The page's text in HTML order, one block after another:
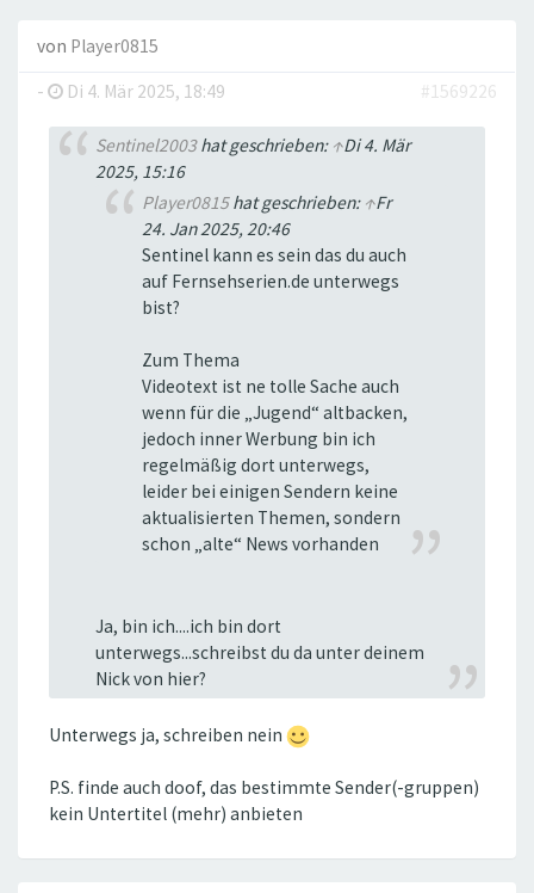
von Player0815
-
Di 4. Mär 2025, 18:49 #1569226
Sentinel2003hat geschrieben: ↑Di 4. Mär
2025, 15:16
Player0815hat geschrieben: ↑Fr
24. Jan 2025, 20:46
Sentinel kann es sein das du auch
auf Fernsehserien.de unterwegs
bist?
Zum Thema
Videotext ist ne tolle Sache auch
wenn für die „Jugend“ altbacken,
jedoch inner Werbung bin ich
regelmäßig dort unterwegs,
leider bei einigen Sendern keine
aktualisierten Themen, sondern
schon „alte“ News vorhanden
Ja, bin ich....ich bin dort
unterwegs...schreibst du da unter deinem
Nick von hier?
Unterwegs ja, schreiben nein
P.S. finde auch doof, das bestimmte Sender(-gruppen)
kein Untertitel (mehr) anbieten